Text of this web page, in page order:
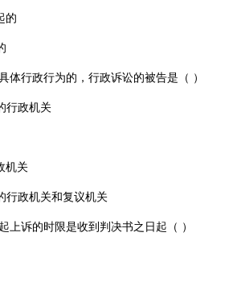
的
体行政行为的，行政诉讼的被告是（ ）
行政机关
机关
行政机关和复议机关
上诉的时限是收到判决书之日起（ ）